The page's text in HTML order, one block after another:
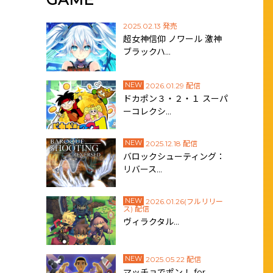
2025.02.13 発売
超女神信仰 ノワール 激神
ブラックハ…
NEW 2026.01.29 配信
ドカポン３・２・１ スーパ
ーコレクシ…
NEW 2025.12.18 配信
バロックシューティング：
リバース…
NEW 2026.01.26(フルリリー
ス) 配信
ヴィラクタル…
NEW 2025.05.22 配信